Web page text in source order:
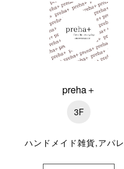
preha＋
3F
ハンドメイド雑貨,アパ